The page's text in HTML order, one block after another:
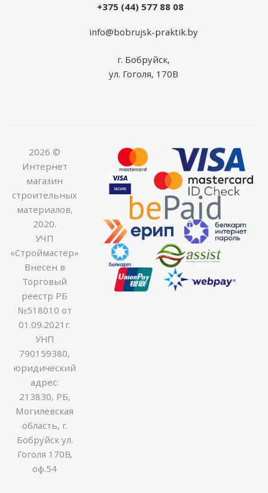
+375 (44) 577 88 08
info@bobrujsk-praktik.by
г. Бобруйск,
ул. Гоголя, 170В
2026 ©
Интернет
магазин
строительных
материалов,
2020.
УЧП
«Строймастер»
Внесен в
Торговый
реестр РБ
№518010 от
01.09.2021г.
УНП
790159380,
юридический
адрес:
213830, РБ,
Могилевская
область, г.
Бобруйск ул.
Гоголя 170В,
оф.54